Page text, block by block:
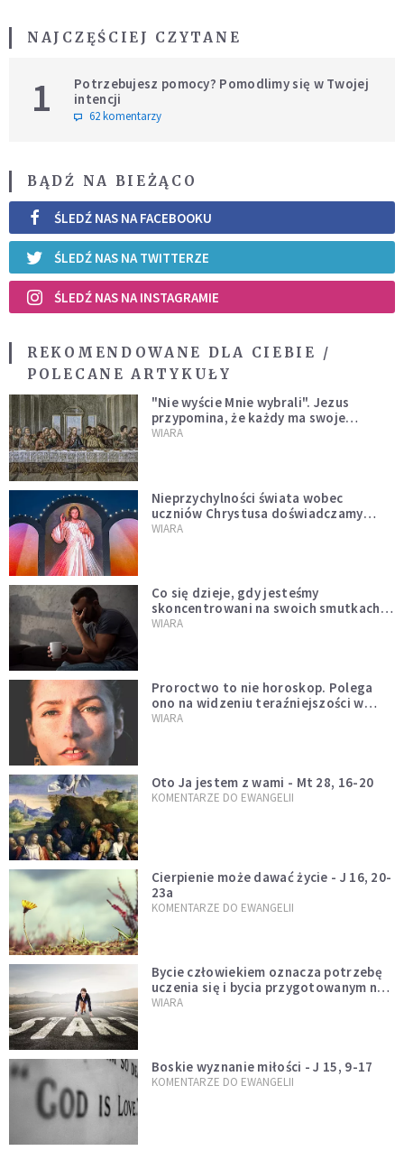
NAJCZĘŚCIEJ CZYTANE
1
Potrzebujesz pomocy? Pomodlimy się w Twojej
intencji
62 komentarzy
BĄDŹ NA BIEŻĄCO
ŚLEDŹ NAS NA FACEBOOKU
ŚLEDŹ NAS NA TWITTERZE
ŚLEDŹ NAS NA INSTAGRAMIE
REKOMENDOWANE DLA CIEBIE /
POLECANE ARTYKUŁY
"Nie wyście Mnie wybrali". Jezus
przypomina, że każdy ma swoje
miejsce i swoją misję
WIARA
Nieprzychylności świata wobec
uczniów Chrystusa doświadczamy
wszyscy, również dzisiaj
WIARA
Co się dzieje, gdy jesteśmy
skoncentrowani na swoich smutkach?
Mówi o tym św. Jan
WIARA
Proroctwo to nie horoskop. Polega
ono na widzeniu teraźniejszości w
świetle przeszłości Jezusa
WIARA
Oto Ja jestem z wami - Mt 28, 16-20
KOMENTARZE DO EWANGELII
Cierpienie może dawać życie - J 16, 20-
23a
KOMENTARZE DO EWANGELII
Bycie człowiekiem oznacza potrzebę
uczenia się i bycia przygotowanym na
nowość każdej sytuacji
WIARA
Boskie wyznanie miłości - J 15, 9-17
KOMENTARZE DO EWANGELII